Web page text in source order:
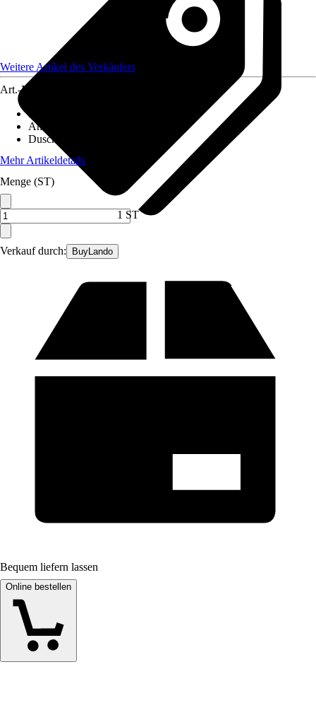
Verkauf durch: BuyLando
Weitere Artikel des Verkäufers
Art.-Nr.
Duschtyp
Anschlagrichtung
Duschkabinenglas
Mehr Artikeldetails
Menge (ST)
1 ST
Bequem liefern lassen
Online bestellen